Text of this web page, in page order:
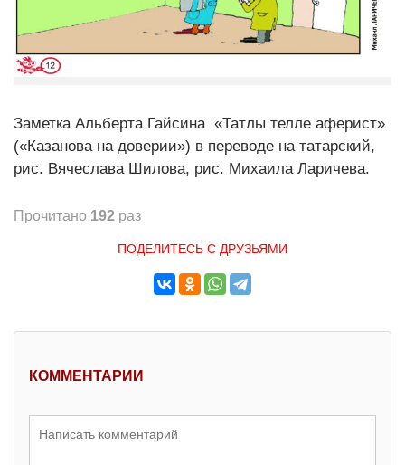
Заметка Альберта Гайсина «Татлы телле аферист»
(«Казанова на доверии») в переводе на татарский,
рис. Вячеслава Шилова, рис. Михаила Ларичева.
Прочитано 192 раз
ПОДЕЛИТЕСЬ С ДРУЗЬЯМИ
КОММЕНТАРИИ